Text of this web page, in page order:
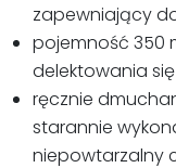
zapewniający
pojemność 350
delektowania
ręcznie
starannie
niepowtarzalny